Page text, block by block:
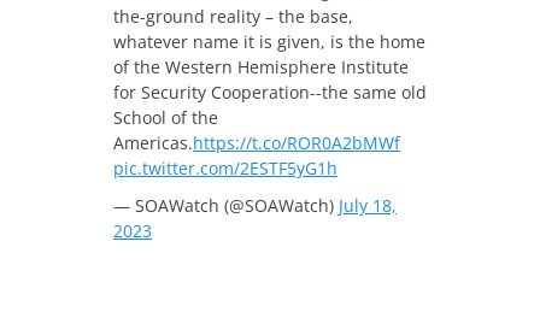
the-ground reality – the base,
whatever name it is given, is the home
of the Western Hemisphere Institute
for Security Cooperation--the same old
School of the
Americas.https://t.co/ROR0A2bMWf
pic.twitter.com/2ESTF5yG1h
— SOAWatch (@SOAWatch) July 18,
2023